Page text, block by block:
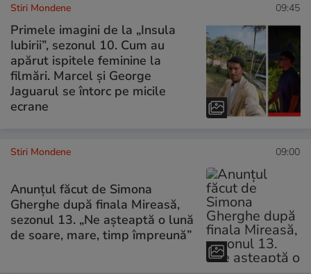
Stiri Mondene 09:45
Primele imagini de la „Insula
Iubirii”, sezonul 10. Cum au
apărut ispitele feminine la
filmări. Marcel și George
Jaguarul se întorc pe micile
ecrane
Stiri Mondene 09:00
Anunțul făcut de Simona
Gherghe după finala Mireasă,
sezonul 13. „Ne așteaptă o lună
de soare, mare, timp împreună”